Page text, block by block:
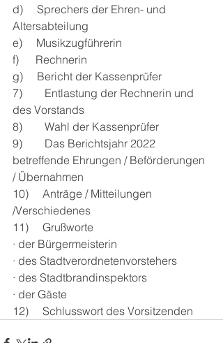
d)     Sprechers der Ehren- und
Altersabteilung
e)     Musikzugführerin
f)      Rechnerin
g)     Bericht der Kassenprüfer
7)        Entlastung der Rechnerin und
des Vorstands
8)        Wahl der Kassenprüfer
9)        Das Berichtsjahr 2022
betreffende Ehrungen / Beförderungen
/ Übernahmen
10)     Anträge / Mitteilungen
/Verschiedenes
11)     Grußworte
· der Bürgermeisterin
· des Stadtverordnetenvorstehers
· des Stadtbrandinspektors
· der Gäste
12)     Schlusswort des Vorsitzenden